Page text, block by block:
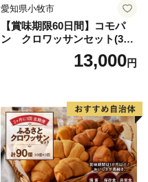
愛知県小牧市
【賞味期限60日間】コモパ
ン クロワッサンセット(30
個入り)／災害用備蓄 保存食
非常食 防災グッズにも
13,000円